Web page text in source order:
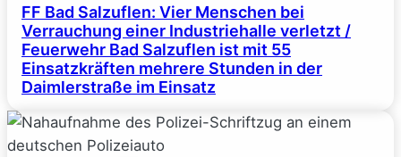
FF Bad Salzuflen: Vier Menschen bei
Verrauchung einer Industriehalle verletzt /
Feuerwehr Bad Salzuflen ist mit 55
Einsatzkräften mehrere Stunden in der
Daimlerstraße im Einsatz